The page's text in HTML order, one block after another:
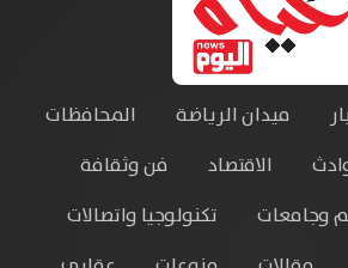
ميدان الرياضة
المحافظات
الاقتصاد
فن وثقافة
وجامعات
تكنولوجيا واتصالات